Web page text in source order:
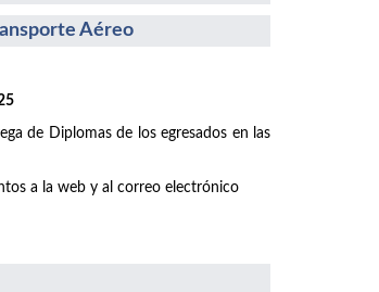
Aéreo
de Diplomas de los egresados en las
a la web y al correo electrónico